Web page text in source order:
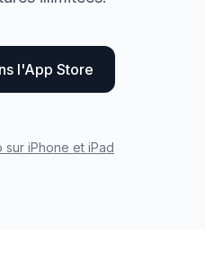
l'App Store
sur iPhone et iPad